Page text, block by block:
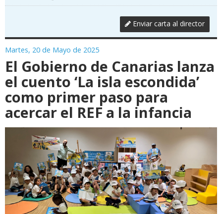
Enviar carta al director
Martes, 20 de Mayo de 2025
El Gobierno de Canarias lanza
el cuento ‘La isla escondida’
como primer paso para
acercar el REF a la infancia